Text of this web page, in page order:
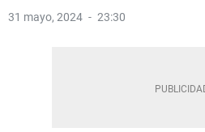
31 mayo, 2024 23:30